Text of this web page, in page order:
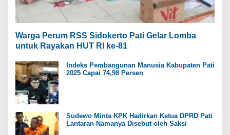
Warga Perum RSS Sidokerto Pati Gelar Lomba
untuk Rayakan HUT RI ke-81
Indeks Pembangunan Manusia Kabupaten Pati
2025 Capai 74,98 Persen
Sudewo Minta KPK Hadirkan Ketua DPRD Pati
Lantaran Namanya Disebut oleh Saksi